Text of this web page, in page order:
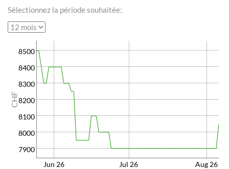
Sélectionnez la période souhaitée:
7900
8000
8100
8200
8300
8400
8500
Jun 26 Jul 26 Aug 26
CHF